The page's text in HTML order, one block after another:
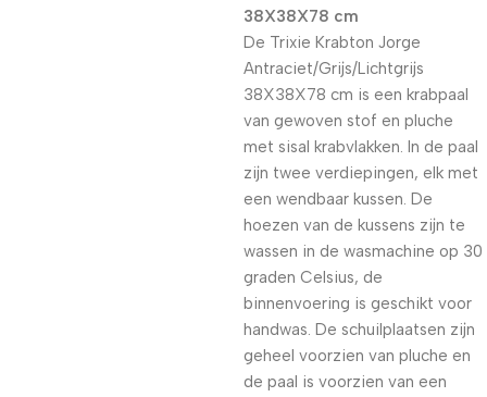
38X38X78 cm
De Trixie Krabton Jorge
Antraciet/Grijs/Lichtgrijs
38X38X78 cm is een krabpaal
van gewoven stof en pluche
met sisal krabvlakken. In de paal
zijn twee verdiepingen, elk met
een wendbaar kussen. De
hoezen van de kussens zijn te
wassen in de wasmachine op 30
graden Celsius, de
binnenvoering is geschikt voor
handwas. De schuilplaatsen zijn
geheel voorzien van pluche en
de paal is voorzien van een